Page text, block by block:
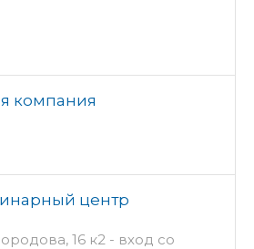
компания
центр
16 к2 - вход со